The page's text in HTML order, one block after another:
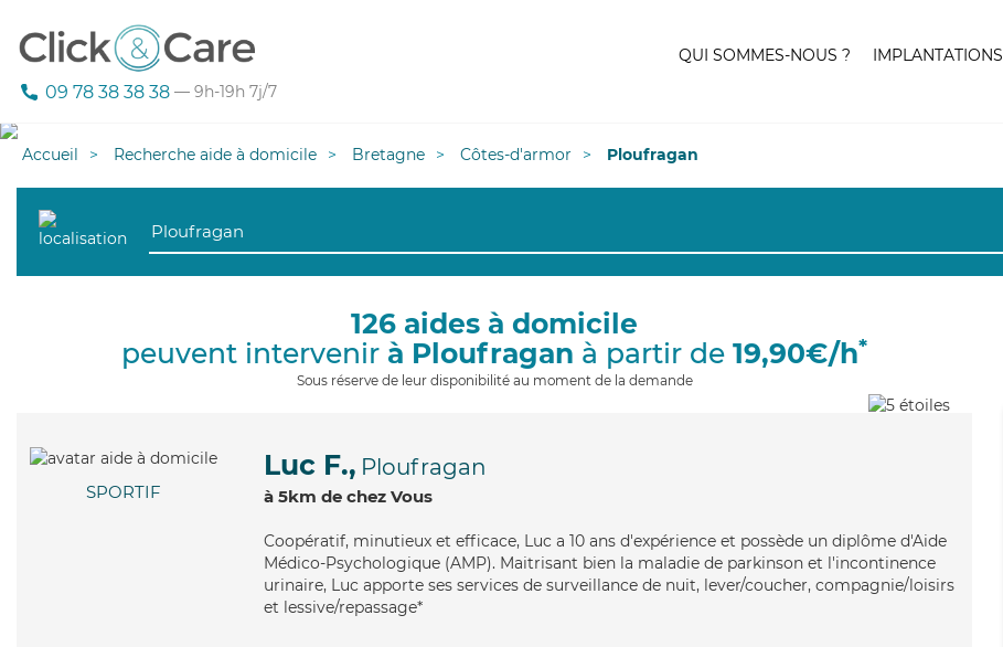
09 78 38 38 38 — 9h-19h 7j/7
QUI SOMMES-NOUS ? IMPLANTATIONS
Accueil Recherche aide à domicile Bretagne Côtes-d'armor Ploufragan
126 aides à domicile
peuvent intervenir à Ploufragan à partir de 19,90€/h*
Sous réserve de leur disponibilité au moment de la demande
SPORTIF
Luc F., Ploufragan
à 5km de chez Vous
Coopératif, minutieux et efficace, Luc a 10 ans d'expérience et possède un diplôme d'Aide
Médico-Psychologique (AMP). Maitrisant bien la maladie de parkinson et l'incontinence
urinaire, Luc apporte ses services de surveillance de nuit, lever/coucher, compagnie/loisirs
et lessive/repassage*